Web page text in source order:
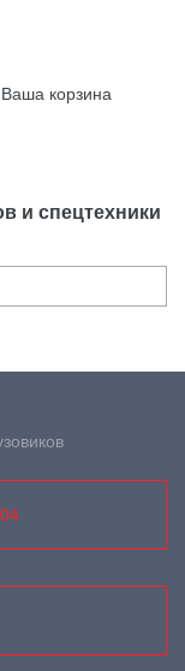
Ваша корзина
и спецтехники